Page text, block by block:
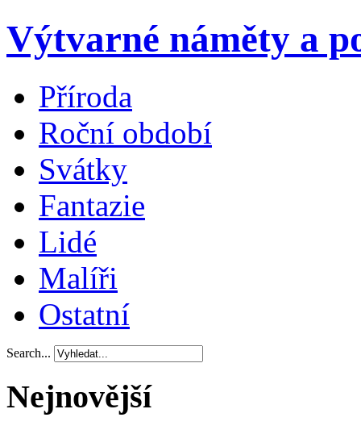
Výtvarné náměty a
Příroda
Roční období
Svátky
Fantazie
Lidé
Malíři
Ostatní
Search...
Nejnovější